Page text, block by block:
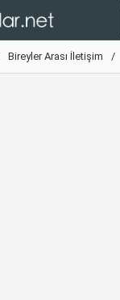
Bireyler Arası İletişim